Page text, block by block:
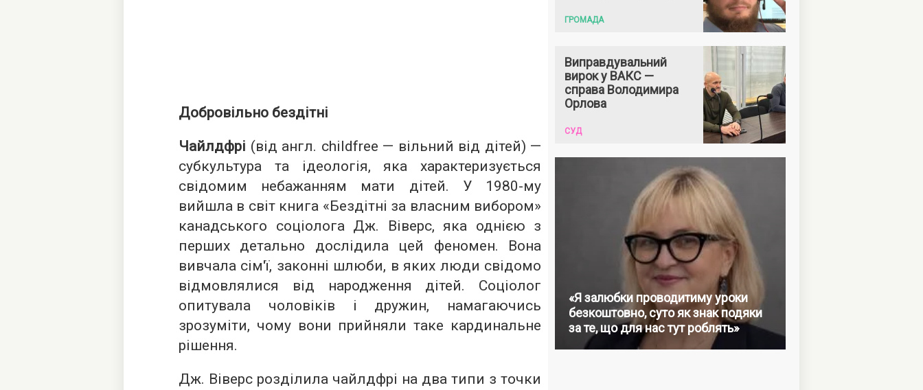
Добровільно бездітні
Чайлдфрі (від англ. сhildfree — вільний від дітей) —
субкультура та ідеологія, яка характеризується
свідомим небажанням мати дітей. У 1980-му
вийшла в світ книга «Бездітні за власним вибором»
канадського соціолога Дж. Віверс, яка однією з
перших детально дослідила цей феномен. Вона
вивчала сім'ї, законні шлюби, в яких люди свідомо
відмовлялися від народження дітей. Соціолог
опитувала чоловіків і дружин, намагаючись
зрозуміти, чому вони прийняли таке кардинальне
рішення.
Дж. Віверс розділила чайлдфрі на два типи з точки
ГРОМАДА
Виправдувальний
вирок у ВАКС —
справа Володимира
Орлова
СУД
«Я залюбки проводитиму уроки
безкоштовно, суто як знак подяки
за те, що для нас тут роблять»